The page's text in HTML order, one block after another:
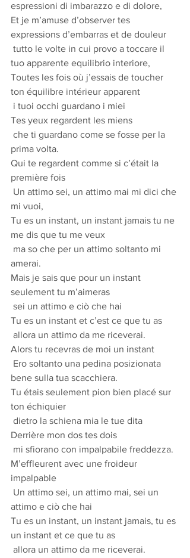
espressioni di imbarazzo e di dolore,
Et je m’amuse d’observer tes
expressions d’embarras et de douleur
tuo apparente equilibrio interiore,
Toutes les fois où j’essais de toucher
ton équilibre intérieur apparent
i tuoi occhi guardano i miei
Tes yeux regardent les miens
prima volta.
Qui te regardent comme si c’était la
première fois
mi vuoi,
Tu es un instant, un instant jamais tu ne
me dis que tu me veux
amerai.
Mais je sais que pour un instant
seulement tu m’aimeras
sei un attimo e ciò che hai
Tu es un instant et c’est ce que tu as
allora un attimo da me riceverai.
Alors tu recevras de moi un instant
bene sulla tua scacchiera.
Tu étais seulement pion bien placé sur
ton échiquier
dietro la schiena mia le tue dita
Derrière mon dos tes dois
mi sfiorano con impalpabile freddezza.
M’effleurent avec une froideur
impalpable
attimo e ciò che hai
Tu es un instant, un instant jamais, tu es
un instant et ce que tu as
allora un attimo da me riceverai.